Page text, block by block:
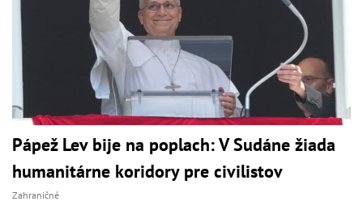
Pápež Lev bije na poplach: V Sudáne žiada
humanitárne koridory pre civilistov
Zahraničné